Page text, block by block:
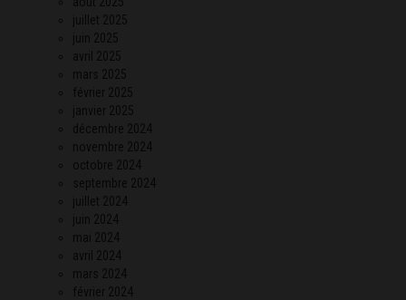
juillet 2025
juin 2025
avril 2025
mars 2025
février 2025
janvier 2025
décembre 2024
novembre 2024
octobre 2024
septembre 2024
juillet 2024
juin 2024
mai 2024
avril 2024
mars 2024
février 2024